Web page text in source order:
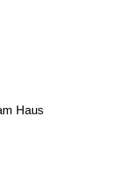
Haus